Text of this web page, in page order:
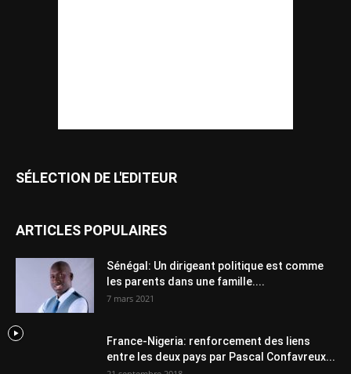
SÉLECTION DE L'EDITEUR
ARTICLES POPULAIRES
Sénégal: Un dirigeant politique est comme
les parents dans une famille....
7 mars 2021
France-Nigeria: renforcement des liens
entre les deux pays par Pascal Confavreux...